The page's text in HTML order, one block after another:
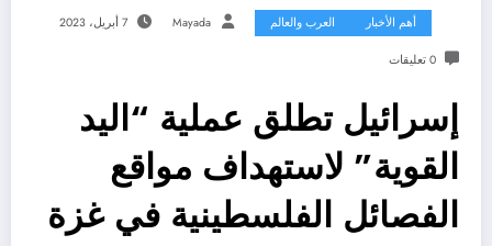
أهم الأخبار العرب والعالم Mayada 7 أبريل، 2023
0 تعليقات
إسرائيل تطلق عملية “اليد
القوية” لاستهداف مواقع
الفصائل الفلسطينية في غزة